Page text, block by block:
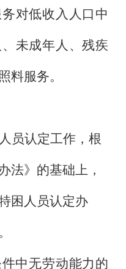
对低收入人口中
未成年人、残疾
料服务。
员认定工作，根
法》的基础上，
困人员认定办
件中无劳动能力的